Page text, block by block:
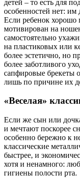
детей – то есть для
особенностей нет: им
Если ребенок хорошо
мотивирован на
самостоятельно
на пластиковых или
более эстетично, но
более заботливого
сапфировые брекеты
лишь по причине их
«Веселая»
Если же сын или
и мечтают поскорее
особенно бережно к
классические
быстрее, и
хотя и ненамного:
гигиены полости рта.